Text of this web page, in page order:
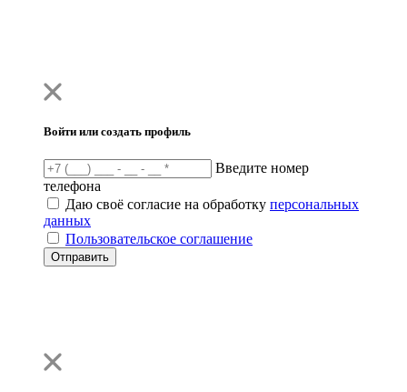
Войти или создать профиль
Введите номер
телефона
Даю своё согласие на обработку персональных
данных
Пользовательское соглашение
Отправить